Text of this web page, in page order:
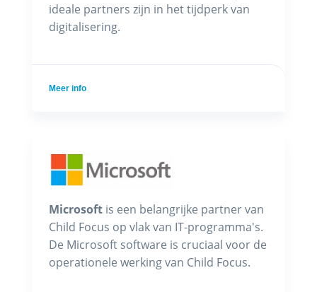
ideale partners zijn in het tijdperk van
digitalisering.
Meer info
Microsoft is een belangrijke partner van
Child Focus op vlak van IT-programma's.
De Microsoft software is cruciaal voor de
operationele werking van Child Focus.